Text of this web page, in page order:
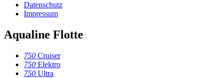
Datenschutz
Impressum
Aqualine Flotte
750 Cruiser
750 Elektro
750 Ultra